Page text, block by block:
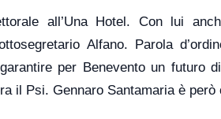
all’Una Hotel. Con lui
Alfano. Parola
per Benevento un futuro
il Psi. Gennaro Santamaria è però